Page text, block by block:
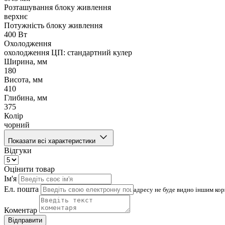
Розташування блоку живлення
верхнє
Потужність блоку живлення
400 Вт
Охолодження
охолодження ЦП: стандартний кулер
Ширина, мм
180
Висота, мм
410
Глибина, мм
375
Колір
чорний
Показати всі характеристики
Відгуки
Оцінити товар
Ім'я
Ел. пошта
адресу не буде видно іншим
Коментар
Відправити